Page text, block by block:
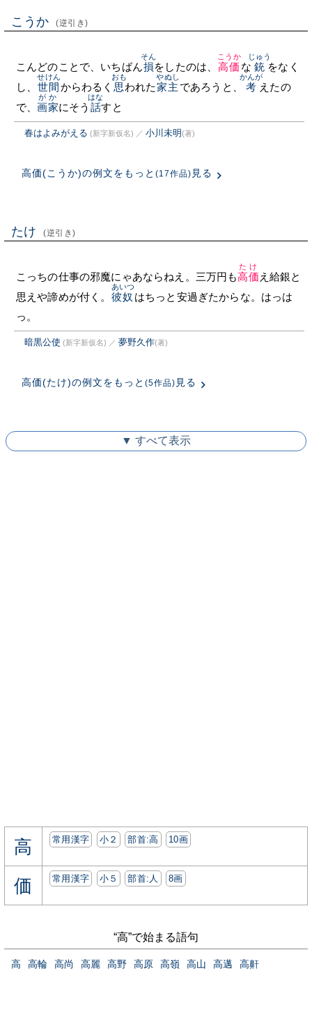
こうか (逆引き)
こんどのことで、いちばん損
そん
をしたのは、 高価
こうか
な 銃
じゅう
をなく
し、 世間
せけん
からわるく 思
おも
われた家主
やぬし
であろうと、 考
かんが
えたの
で、画家
がか
にそう 話
はな
すと
春はよみがえる (新字新仮名) ／ 小川未明(著)
高価(こうか)の例文をもっと (17作品) 見る
たけ (逆引き)
こっちの仕事の邪魔にゃあならねえ。三万円も高価
たけ
え給銀と
思えや諦めが付く。 彼奴
あいつ
はちっと安過ぎたからな。はっは
っ。
暗黒公使 (新字新仮名) ／ 夢野久作(著)
高価(たけ)の例文をもっと (5作品) 見る
▼ すべて表示
高 常用漢字 小２ 部首:⾼ 10画
価 常用漢字 小５ 部首:⼈ 8画
“高”で始まる語句
高 高輪 高尚 高麗 高野 高原 高嶺 高山 高邁 高鼾